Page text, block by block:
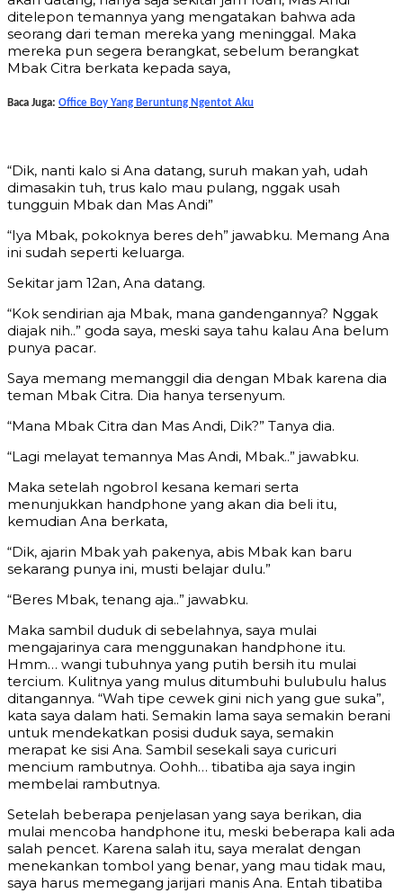
ditelepon temannya yang mengatakan bahwa ada
seorang dari teman mereka yang meninggal. Maka
mereka pun segera berangkat, sebelum berangkat
Mbak Citra berkata kepada saya,
Baca Juga: Office Boy Yang Beruntung Ngentot Aku
“Dik, nanti kalo si Ana datang, suruh makan yah, udah
dimasakin tuh, trus kalo mau pulang, nggak usah
tungguin Mbak dan Mas Andi”
“Iya Mbak, pokoknya beres deh” jawabku. Memang Ana
ini sudah seperti keluarga.
Sekitar jam 12an, Ana datang.
“Kok sendirian aja Mbak, mana gandengannya? Nggak
diajak nih..” goda saya, meski saya tahu kalau Ana belum
punya pacar.
Saya memang memanggil dia dengan Mbak karena dia
teman Mbak Citra. Dia hanya tersenyum.
“Mana Mbak Citra dan Mas Andi, Dik?” Tanya dia.
“Lagi melayat temannya Mas Andi, Mbak..” jawabku.
Maka setelah ngobrol kesana kemari serta
menunjukkan handphone yang akan dia beli itu,
kemudian Ana berkata,
“Dik, ajarin Mbak yah pakenya, abis Mbak kan baru
sekarang punya ini, musti belajar dulu.”
“Beres Mbak, tenang aja..” jawabku.
Maka sambil duduk di sebelahnya, saya mulai
mengajarinya cara menggunakan handphone itu.
Hmm… wangi tubuhnya yang putih bersih itu mulai
tercium. Kulitnya yang mulus ditumbuhi bulubulu halus
ditangannya. “Wah tipe cewek gini nich yang gue suka”,
kata saya dalam hati. Semakin lama saya semakin berani
untuk mendekatkan posisi duduk saya, semakin
merapat ke sisi Ana. Sambil sesekali saya curicuri
mencium rambutnya. Oohh… tibatiba aja saya ingin
membelai rambutnya.
Setelah beberapa penjelasan yang saya berikan, dia
mulai mencoba handphone itu, meski beberapa kali ada
salah pencet. Karena salah itu, saya meralat dengan
menekankan tombol yang benar, yang mau tidak mau,
saya harus memegang jarijari manis Ana. Entah tibatiba